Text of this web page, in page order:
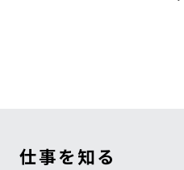
仕事を知る